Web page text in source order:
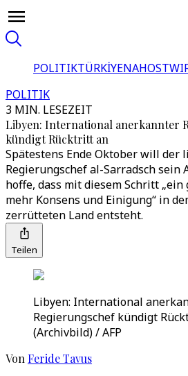
POLITIKTÜRKİYENAHOST
POLITIK
3 MIN. LESEZEIT
Libyen: International anerkannter
kündigt Rücktritt an
Spätestens Ende Oktober will der
Regierungschef al-Sarradsch sein
hoffe, dass mit diesem Schritt
mehr Konsens und Einigung“ in
zerrütteten Land entsteht.
Teilen
Libyen: International
Regierungschef kündigt
(Archivbild) / AFP
Von Feride Tavus